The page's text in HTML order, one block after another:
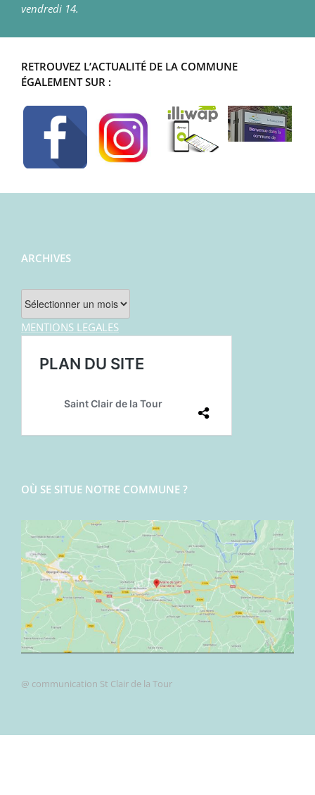
vendredi 14.
RETROUVEZ L’ACTUALITÉ DE LA COMMUNE
ÉGALEMENT SUR :
ARCHIVES
MENTIONS LEGALES
OÙ SE SITUE NOTRE COMMUNE ?
@ communication St Clair de la Tour